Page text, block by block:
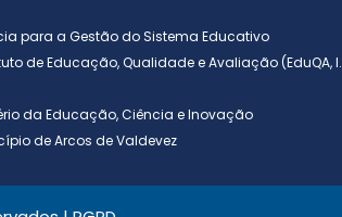
para a Gestão do Sistema Educativo
de Educação, Qualidade e Avaliação (EduQA, I.
da Educação, Ciência e Inovação
de Arcos de Valdevez